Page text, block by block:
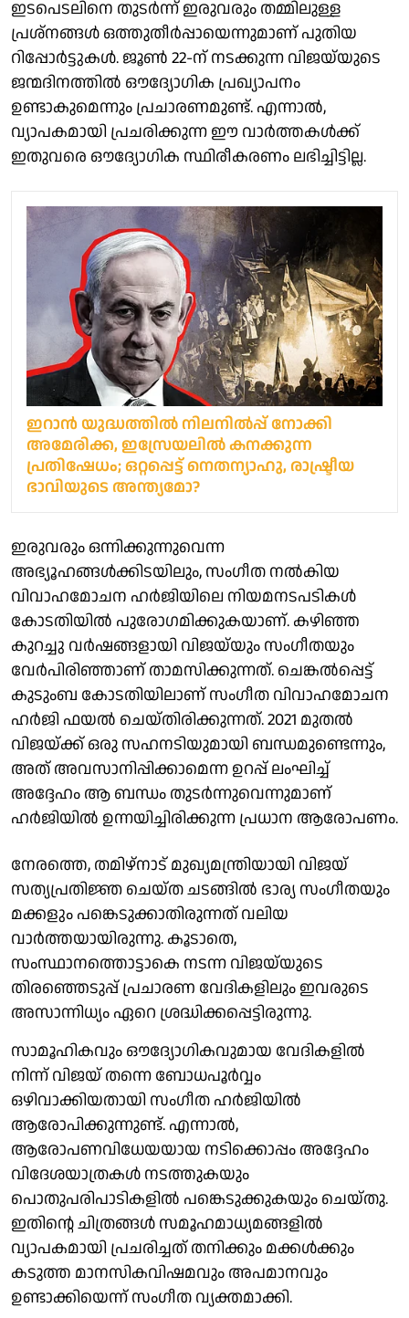
ഇടപെടലിനെ തുടർന്ന് ഇരുവരും തമ്മിലുള്ള
പ്രശ്നങ്ങൾ ഒത്തുതീർപ്പായെന്നുമാണ് പുതിയ
റിപ്പോർട്ടുകൾ. ജൂൺ 22-ന് നടക്കുന്ന വിജയ്‌യുടെ
ജന്മദിനത്തിൽ ഔദ്യോഗിക പ്രഖ്യാപനം
ഉണ്ടാകുമെന്നും പ്രചാരണമുണ്ട്. എന്നാൽ,
വ്യാപകമായി പ്രചരിക്കുന്ന ഈ വാർത്തകൾക്ക്
ഇതുവരെ ഔദ്യോഗിക സ്ഥിരീകരണം ലഭിച്ചിട്ടില്ല.
ഇറാൻ യുദ്ധത്തിൽ നിലനിൽപ്പ് നോക്കി
അമേരിക്ക, ഇസ്രേയലിൽ കനക്കുന്ന
പ്രതിഷേധം; ഒറ്റപ്പെട്ട് നെതന്യാഹു, രാഷ്ട്രീയ
ഭാവിയുടെ അന്ത്യമോ?
ഇരുവരും ഒന്നിക്കുന്നുവെന്ന
അഭ്യൂഹങ്ങൾക്കിടയിലും, സംഗീത നൽകിയ
വിവാഹമോചന ഹർജിയിലെ നിയമനടപടികൾ
കോടതിയിൽ പുരോഗമിക്കുകയാണ്. കഴിഞ്ഞ
കുറച്ചു വർഷങ്ങളായി വിജയ്‌യും സംഗീതയും
വേർപിരിഞ്ഞാണ് താമസിക്കുന്നത്. ചെങ്കൽപ്പെട്ട്
കുടുംബ കോടതിയിലാണ് സംഗീത വിവാഹമോചന
ഹർജി ഫയൽ ചെയ്തിരിക്കുന്നത്. 2021 മുതൽ
വിജയ്‌ക്ക് ഒരു സഹനടിയുമായി ബന്ധമുണ്ടെന്നും,
അത് അവസാനിപ്പിക്കാമെന്ന ഉറപ്പ് ലംഘിച്ച്
അദ്ദേഹം ആ ബന്ധം തുടർന്നുവെന്നുമാണ്
ഹർജിയിൽ ഉന്നയിച്ചിരിക്കുന്ന പ്രധാന ആരോപണം.
നേരത്തെ, തമിഴ്‌നാട് മുഖ്യമന്ത്രിയായി വിജയ്
സത്യപ്രതിജ്ഞ ചെയ്ത ചടങ്ങിൽ ഭാര്യ സംഗീതയും
മക്കളും പങ്കെടുക്കാതിരുന്നത് വലിയ
വാർത്തയായിരുന്നു. കൂടാതെ,
സംസ്ഥാനത്തൊട്ടാകെ നടന്ന വിജയ്‌യുടെ
തിരഞ്ഞെടുപ്പ് പ്രചാരണ വേദികളിലും ഇവരുടെ
അസാന്നിധ്യം ഏറെ ശ്രദ്ധിക്കപ്പെട്ടിരുന്നു.
സാമൂഹികവും ഔദ്യോഗികവുമായ വേദികളിൽ
നിന്ന് വിജയ് തന്നെ ബോധപൂർവ്വം
ഒഴിവാക്കിയതായി സംഗീത ഹർജിയിൽ
ആരോപിക്കുന്നുണ്ട്. എന്നാൽ,
ആരോപണവിധേയയായ നടിക്കൊപ്പം അദ്ദേഹം
വിദേശയാത്രകൾ നടത്തുകയും
പൊതുപരിപാടികളിൽ പങ്കെടുക്കുകയും ചെയ്തു.
ഇതിന്റെ ചിത്രങ്ങൾ സമൂഹമാധ്യമങ്ങളിൽ
വ്യാപകമായി പ്രചരിച്ചത് തനിക്കും മക്കൾക്കും
കടുത്ത മാനസികവിഷമവും അപമാനവും
ഉണ്ടാക്കിയെന്ന് സംഗീത വ്യക്തമാക്കി.